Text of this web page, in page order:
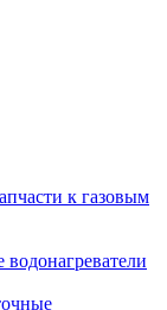
к газовым